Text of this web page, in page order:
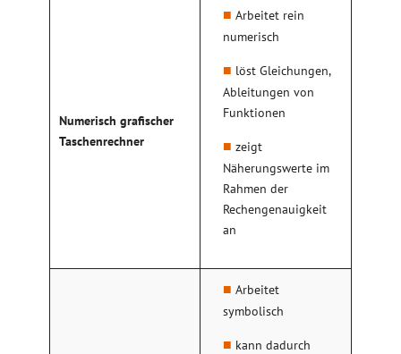
Numerisch grafischer
Taschenrechner
Arbeitet rein
numerisch
löst Gleichungen,
Ableitungen von
Funktionen
zeigt
Näherungswerte im
Rahmen der
Rechengenauigkeit
an
Arbeitet
symbolisch
kann dadurch